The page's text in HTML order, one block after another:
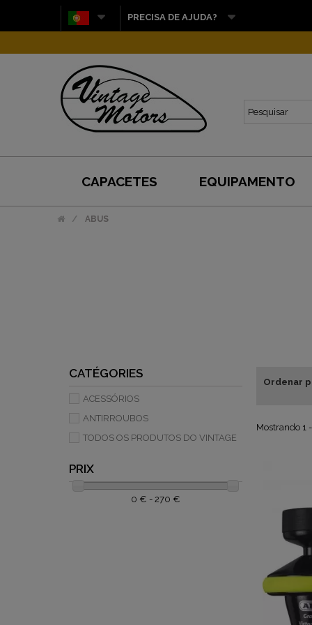
PRECISA DE AJUDA?
CAPACETES EQUIPAMENTO
ABUS
CATÉGORIES
ACESSÓRIOS
ANTIRROUBOS
TODOS OS PRODUTOS DO VINTAGE
PRIX
0 € - 270 €
Ordenar
Mostrando 1